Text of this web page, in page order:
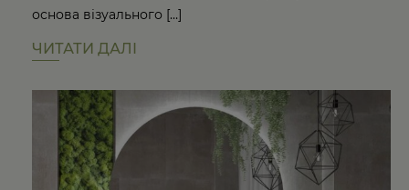
основа візуального […]
ЧИТАТИ ДАЛІ